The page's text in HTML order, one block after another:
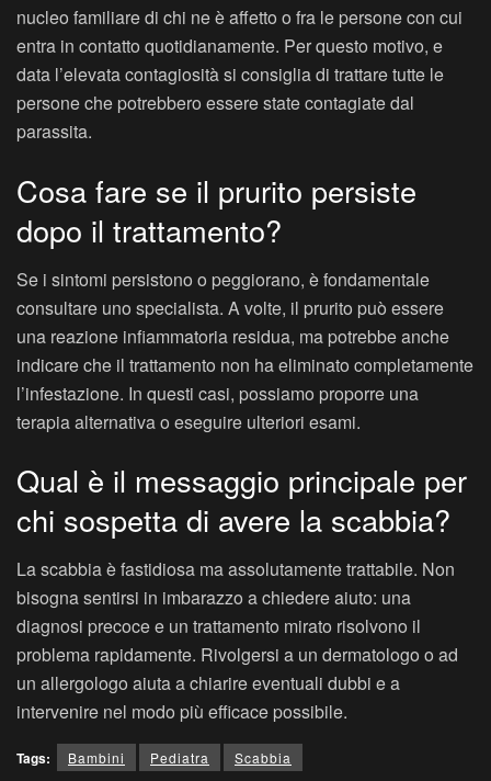
nucleo familiare di chi ne è affetto o fra le persone con cui
entra in contatto quotidianamente. Per questo motivo, e
data l’elevata contagiosità si consiglia di trattare tutte le
persone che potrebbero essere state contagiate dal
parassita.
Cosa fare se il prurito persiste
dopo il trattamento?
Se i sintomi persistono o peggiorano, è fondamentale
consultare uno specialista. A volte, il prurito può essere
una reazione infiammatoria residua, ma potrebbe anche
indicare che il trattamento non ha eliminato completamente
l’infestazione. In questi casi, possiamo proporre una
terapia alternativa o eseguire ulteriori esami.
Qual è il messaggio principale per
chi sospetta di avere la scabbia?
La scabbia è fastidiosa ma assolutamente trattabile. Non
bisogna sentirsi in imbarazzo a chiedere aiuto: una
diagnosi precoce e un trattamento mirato risolvono il
problema rapidamente. Rivolgersi a un dermatologo o ad
un allergologo aiuta a chiarire eventuali dubbi e a
intervenire nel modo più efficace possibile.
Tags: Bambini Pediatra Scabbia